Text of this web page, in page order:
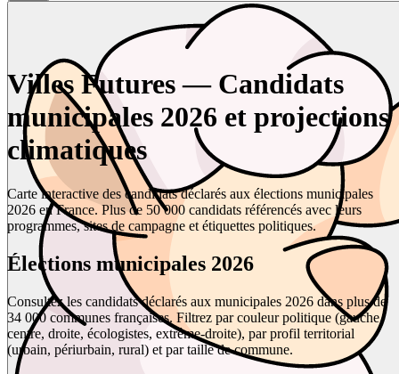
Villes Futures — Candidats
municipales 2026 et projections
climatiques
Carte interactive des candidats déclarés aux élections municipales
2026 en France. Plus de 50 000 candidats référencés avec leurs
programmes, sites de campagne et étiquettes politiques.
Élections municipales 2026
Consultez les candidats déclarés aux municipales 2026 dans plus de
34 000 communes françaises. Filtrez par couleur politique (gauche,
centre, droite, écologistes, extrême-droite), par profil territorial
(urbain, périurbain, rural) et par taille de commune.